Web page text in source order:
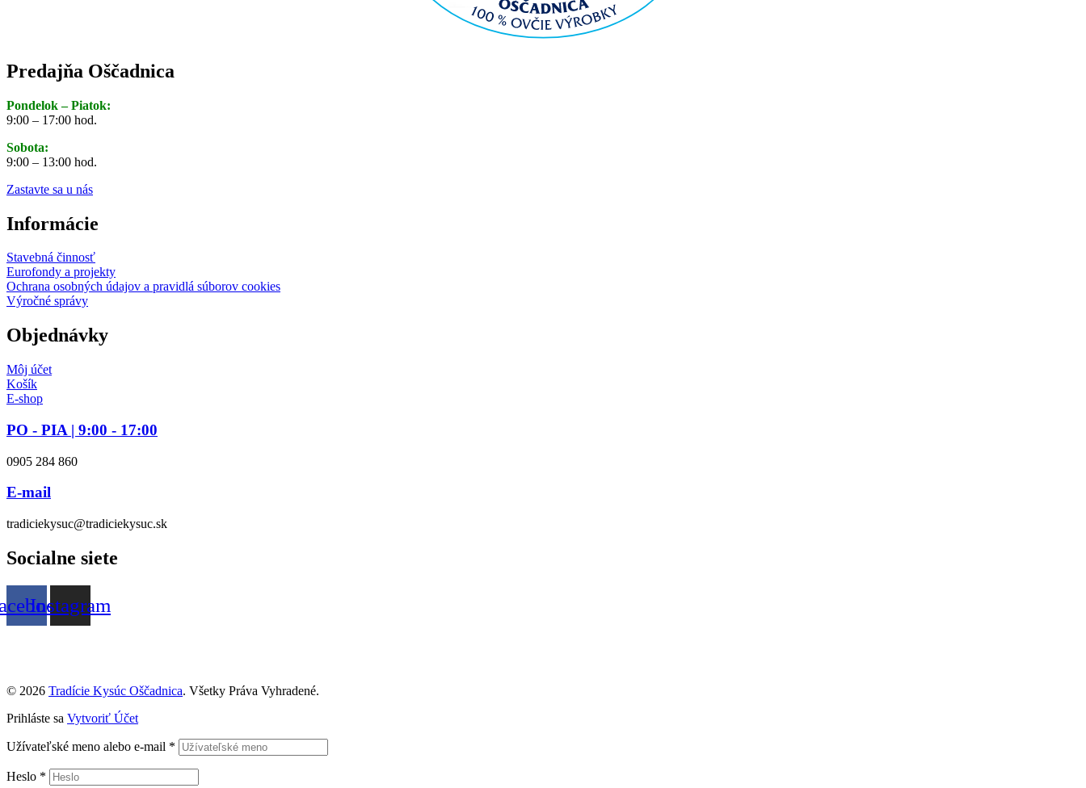
Predajňa Oščadnica
Pondelok – Piatok:
9:00 – 17:00 hod.
Sobota:
9:00 – 13:00 hod.
Zastavte sa u nás
Informácie
Stavebná činnosť
Eurofondy a projekty
Ochrana osobných údajov a pravidlá súborov cookies
Výročné správy
Objednávky
Môj účet
Košík
E-shop
PO - PIA | 9:00 - 17:00
0905 284 860
E-mail
tradiciekysuc@tradiciekysuc.sk
Socialne siete
Instagram
© 2026 Tradície Kysúc Oščadnica. Všetky Práva Vyhradené.
Prihláste sa Vytvoriť Účet
Užívateľské meno alebo e-mail *
Heslo *